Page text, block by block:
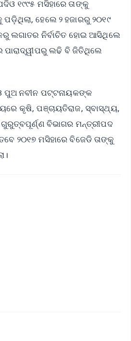
୧୯୯୫ ମସିହାରେ ତାଙ୍କୁ
ହେଲେ ୨ ହଜାରରୁ ୨୦୧୯
ଲଗାତର ନିର୍ବାଚିତ ହୋଇ ଆସିଥିଲେ
ପାରାଦ୍ୱୀପରୁ ଲଢି ବି ଜିତିଥିଲେ
ପୁଅ ନବୀନ ପଟ୍ଟନାୟକଙ୍କ
କୃଷି, ପଞ୍ଚାୟତିରାଜ, ସ୍ବାସ୍ଥ୍ୟ,
ବିଭାଗର ମନ୍ତ୍ରୀପଦ
୨୦୧୭ ମସିହାରେ ବିଜେଡି ତାଙ୍କୁ